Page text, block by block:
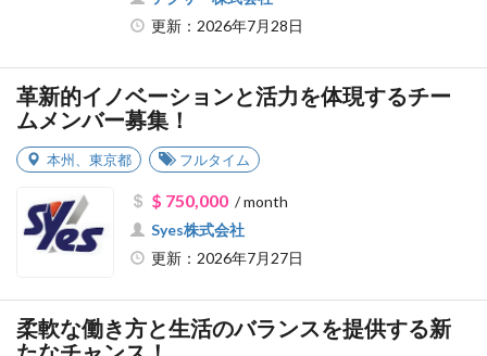
更新：2026年7月28日
革新的イノベーションと活力を体現するチー
ムメンバー募集！
本州 東京都 フルタイム
$ 750,000/ month
Syes株式会社
更新：2026年7月27日
柔軟な働き方と生活のバランスを提供する新